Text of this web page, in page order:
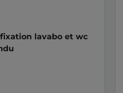
lavabo et wc